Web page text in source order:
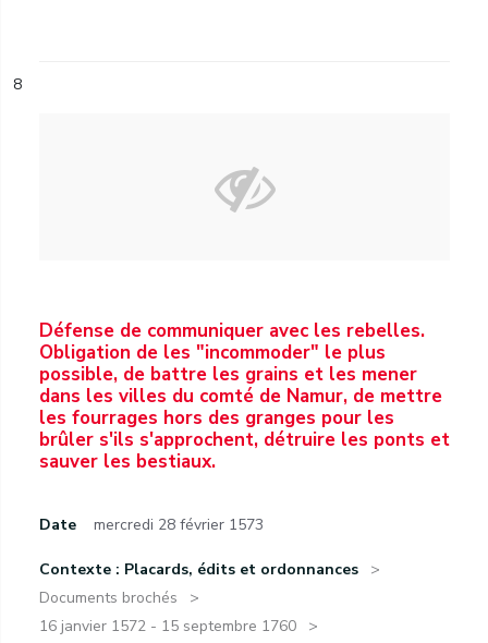
8
Défense de communiquer avec les rebelles.
Obligation de les "incommoder" le plus
possible, de battre les grains et les mener
dans les villes du comté de Namur, de mettre
les fourrages hors des granges pour les
brûler s'ils s'approchent, détruire les ponts et
sauver les bestiaux.
Date mercredi 28 février 1573
Contexte : Placards, édits et ordonnances
Documents brochés
16 janvier 1572 - 15 septembre 1760